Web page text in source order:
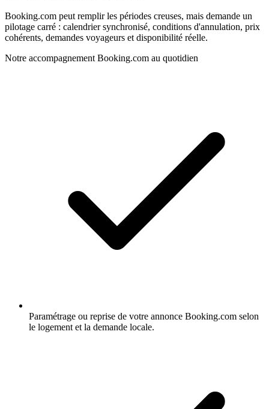
Booking.com peut remplir les périodes creuses, mais demande un
pilotage carré : calendrier synchronisé, conditions d'annulation, prix
cohérents, demandes voyageurs et disponibilité réelle.
Notre accompagnement Booking.com au quotidien
Paramétrage ou reprise de votre annonce Booking.com selon
le logement et la demande locale.